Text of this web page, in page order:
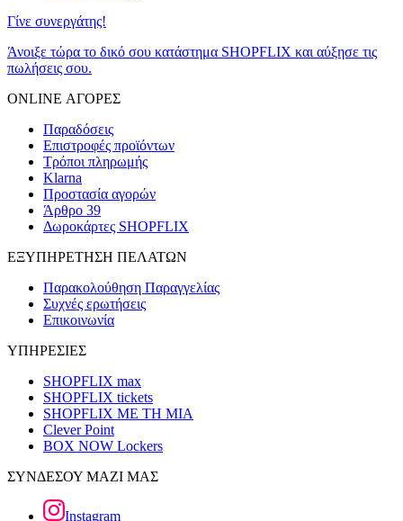
Γίνε συνεργάτης!
Άνοιξε τώρα το δικό σου κατάστημα SHOPFLIX και αύξησε τις
πωλήσεις σου.
ONLINE ΑΓΟΡΕΣ
Παραδόσεις
Επιστροφές προϊόντων
Τρόποι πληρωμής
Klarna
Προστασία αγορών
Άρθρο 39
Δωροκάρτες SHOPFLIX
ΕΞΥΠΗΡΕΤΗΣΗ ΠΕΛΑΤΩΝ
Παρακολούθηση Παραγγελίας
Συχνές ερωτήσεις
Επικοινωνία
ΥΠΗΡΕΣΙΕΣ
SHOPFLIX max
SHOPFLIX tickets
SHOPFLIX ΜΕ ΤΗ ΜΙΑ
Clever Point
BOX NOW Lockers
ΣΥΝΔΕΣΟΥ ΜΑΖΙ ΜΑΣ
Instagram